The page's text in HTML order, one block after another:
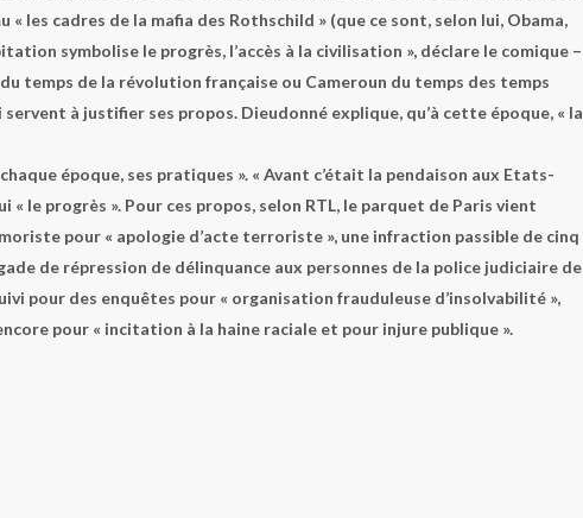
« les cadres de la mafia des Rothschild » (que ce sont, selon lui, Obama,
symbolise le progrès, l’accès à la civilisation », déclare le comique –
du temps de la révolution française ou Cameroun du temps des temps
à justifier ses propos. Dieudonné explique, qu’à cette époque, « la
époque, ses pratiques ». « Avant c’était la pendaison aux Etats-
« le progrès ». Pour ces propos, selon RTL, le parquet de Paris vient
pour « apologie d’acte terroriste », une infraction passible de cinq
de répression de délinquance aux personnes de la police judiciaire de
pour des enquêtes pour « organisation frauduleuse d’insolvabilité »,
pour « incitation à la haine raciale et pour injure publique ».